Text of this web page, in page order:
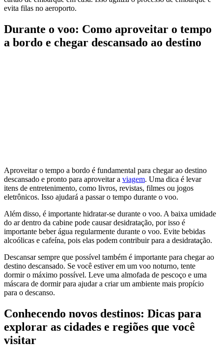
evita filas no aeroporto.
Durante o voo: Como aproveitar o tempo
a bordo e chegar descansado ao destino
Aproveitar o tempo a bordo é fundamental para chegar ao destino
descansado e pronto para aproveitar a viagem. Uma dica é levar
itens de entretenimento, como livros, revistas, filmes ou jogos
eletrônicos. Isso ajudará a passar o tempo durante o voo.
Além disso, é importante hidratar-se durante o voo. A baixa umidade
do ar dentro da cabine pode causar desidratação, por isso é
importante beber água regularmente durante o voo. Evite bebidas
alcoólicas e cafeína, pois elas podem contribuir para a desidratação.
Descansar sempre que possível também é importante para chegar ao
destino descansado. Se você estiver em um voo noturno, tente
dormir o máximo possível. Leve uma almofada de pescoço e uma
máscara de dormir para ajudar a criar um ambiente mais propício
para o descanso.
Conhecendo novos destinos: Dicas para
explorar as cidades e regiões que você
visitar